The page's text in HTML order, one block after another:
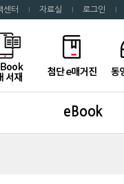
센터 자료실 로그인
eBook